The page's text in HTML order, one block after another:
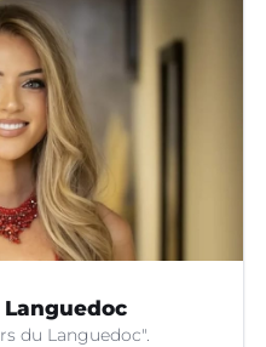
Languedoc
du Languedoc".